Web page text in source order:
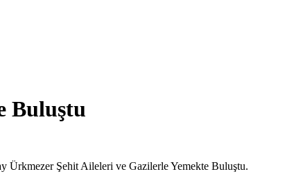
Buluştu
Ürkmezer Şehit Aileleri ve Gazilerle Yemekte Buluştu.